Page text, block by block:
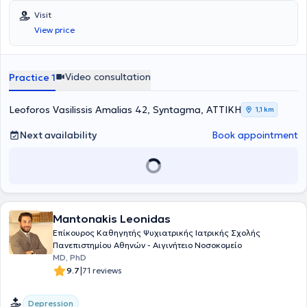
Canada scholarship. He has extensive experience in the fields of
Academic Psychiatry, Psychotherapy, and Neurosciences in both
Greece and Canada, as well as significant teaching experience.
Additionally, he holds professional licenses in the USA (American
Physicians and Surgeons of Canada).
important academic texts and scientific articles published in
reputable scientific journals such as "SCIENCE".
Visit
View price
Practice 1 Video consultation
Leoforos Vasilissis Amalias 42, Syntagma, ΑΤΤΙΚΗ 1,1 km
Next availability Book appointment
Mantonakis Leonidas
Επίκουρος Καθηγητής Ψυχιατρικής Ιατρικής Σχολής
Πανεπιστημίου Αθηνών - Αιγινήτειο Νοσοκομείο
MD, PhD
9.7|71 reviews
Depression